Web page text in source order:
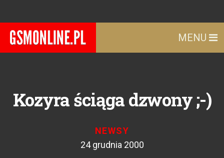
MENU
Kozyra ściąga dzwony ;-)
NEWSY
24 grudnia 2000